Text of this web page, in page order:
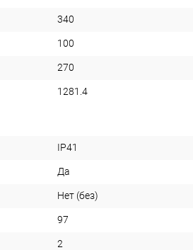
340
100
270
1281.4
IP41
Да
Нет (без)
97
2